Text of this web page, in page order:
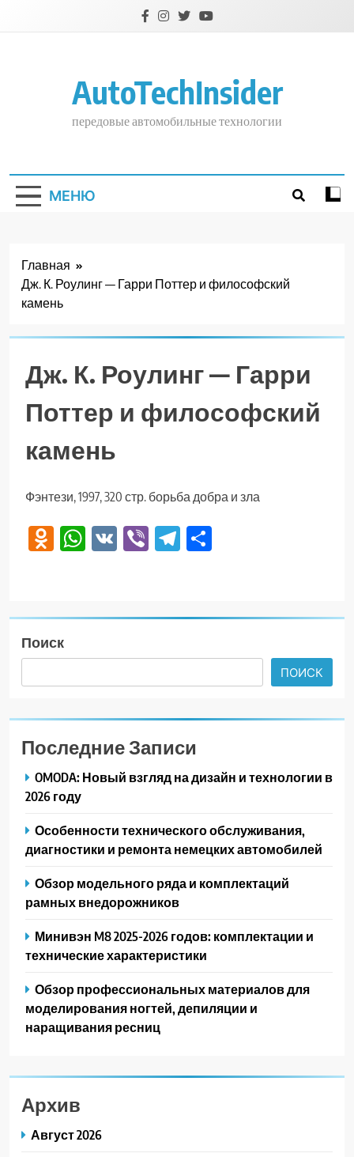
AutoTechInsider
передовые автомобильные технологии
МЕНЮ
Главная
Дж. К. Роулинг — Гарри Поттер и философский
камень
Дж. К. Роулинг — Гарри
Поттер и философский
камень
Фэнтези, 1997, 320 стр. борьба добра и зла
Odnoklassniki
WhatsApp
VK ViberTelegram
Поиск
ПОИСК
Последние Записи
OMODA: Новый взгляд на дизайн и технологии в
2026 году
Особенности технического обслуживания,
диагностики и ремонта немецких автомобилей
Обзор модельного ряда и комплектаций
рамных внедорожников
Минивэн M8 2025-2026 годов: комплектации и
технические характеристики
Обзор профессиональных материалов для
моделирования ногтей, депиляции и
наращивания ресниц
Архив
Август 2026